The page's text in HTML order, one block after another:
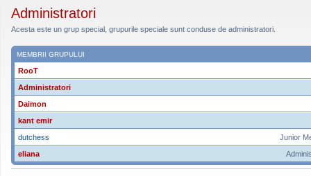
Administratori
Acesta este un grup special, grupurile speciale sunt conduse de administratori.
MEMBRII GRUPULUI
RooT
Administratori
Daimon
kant emir
Junior
dutchess
eliana